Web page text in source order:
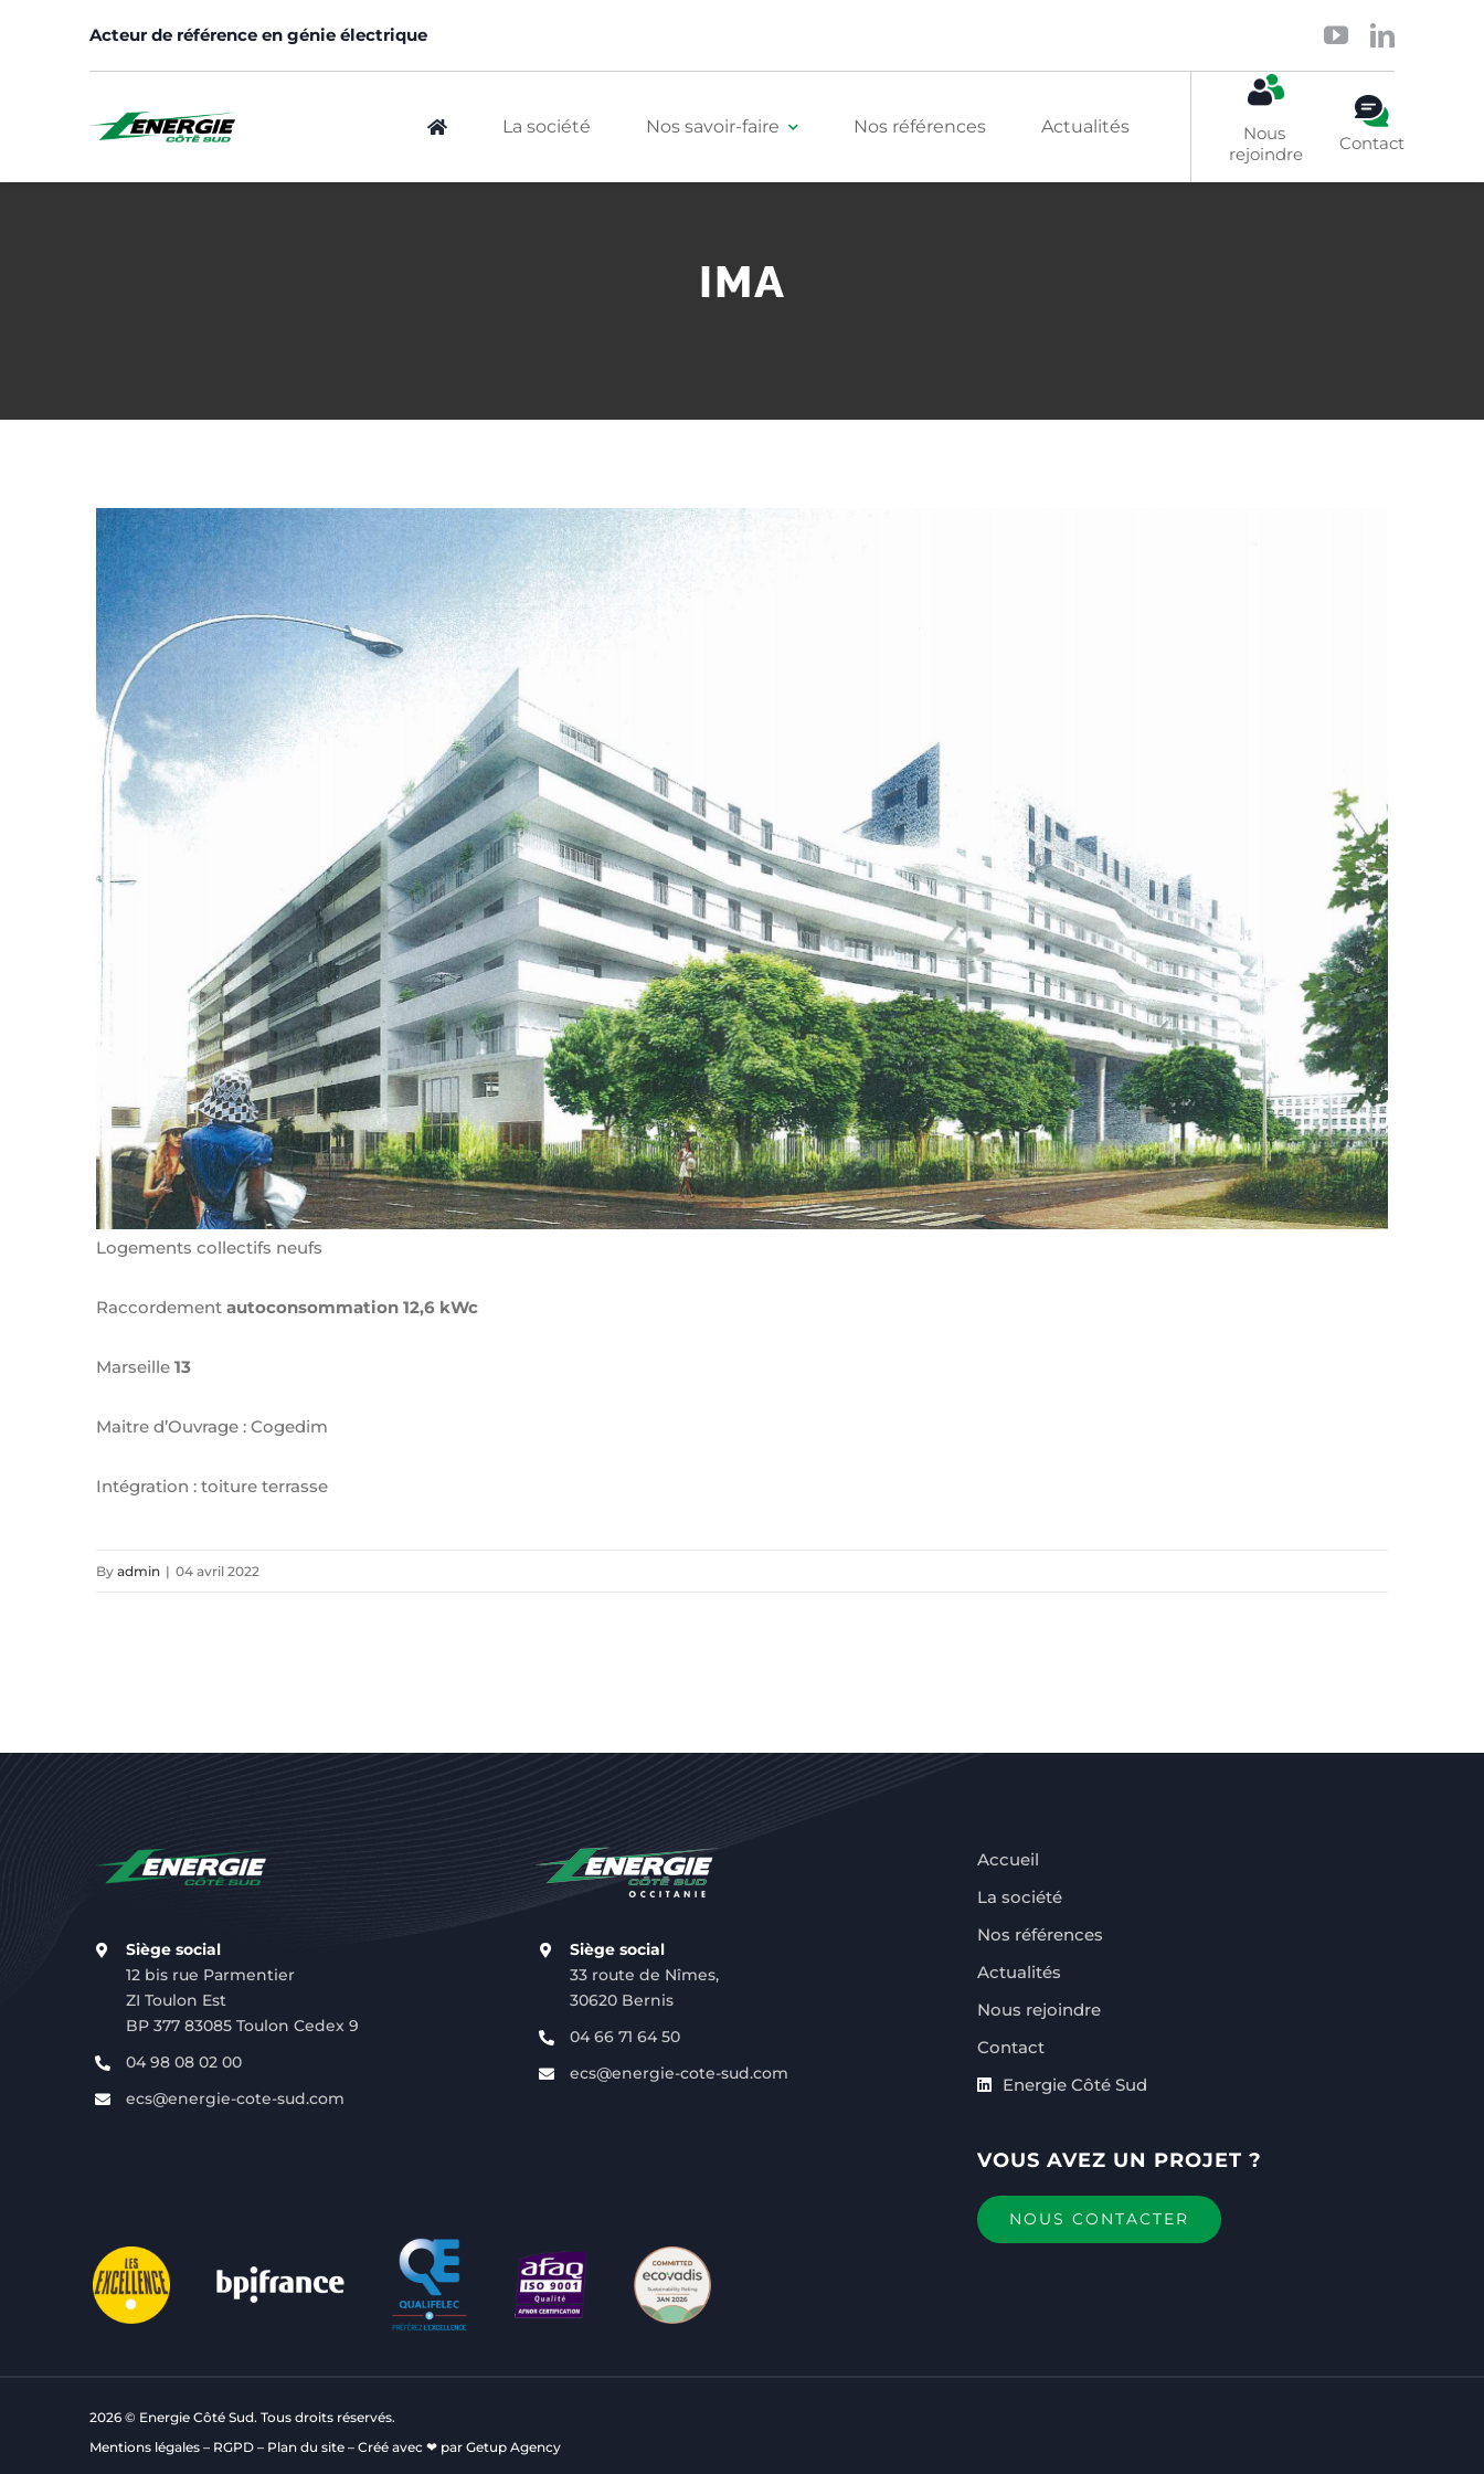
Acteur de référence en génie électrique
La société Nos savoir-faire Nos références Actualités
Nous
rejoindre
Contact
IMA
View
Larger
Image
Logements collectifs neufs
Raccordement autoconsommation 12,6 kWc
Marseille 13
Maitre d’Ouvrage : Cogedim
Intégration : toiture terrasse
By admin | 04 avril 2022
Siège social
12 bis rue Parmentier
ZI Toulon Est
BP 377 83085 Toulon Cedex 9
04 98 08 02 00
ecs@energie-cote-sud.com
Siège social
33 route de Nîmes,
30620 Bernis
04 66 71 64 50
ecs@energie-cote-sud.com
Accueil
La société
Nos références
Actualités
Nous rejoindre
Contact
Energie Côté Sud
VOUS AVEZ UN PROJET ?
NOUS CONTACTER
2026 © Energie Côté Sud. Tous droits réservés.
Mentions légales– RGPD– Plan du site– Créé avec ❤ par Getup Agency